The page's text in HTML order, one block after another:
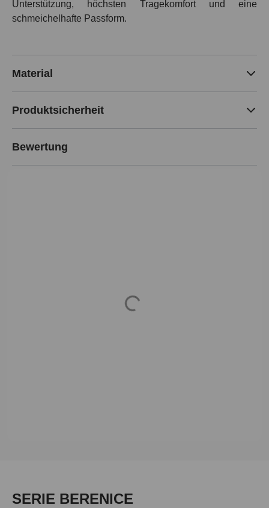
Unterstützung, höchsten Tragekomfort und eine
schmeichelhafte Passform.
Material
Produktsicherheit
Bewertung
Loading...
Produktgalerie überspringen
SERIE BERENICE